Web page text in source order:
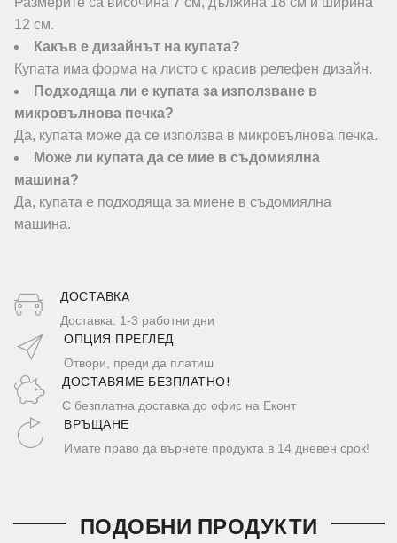
12 см.
Какъв е дизайнът на купата?
Купата има форма на листо с красив релефен дизайн.
Подходяща ли е купата за използване в
микровълнова печка?
Да, купата може да се използва в микровълнова печка.
Може ли купата да се мие в съдомиялна
машина?
Да, купата е подходяща за миене в съдомиялна
машина.
ДОСТАВКA
Доставка: 1-3 работни дни
ОПЦИЯ ПРЕГЛЕД
Отвори, преди да платиш
ДОСТАВЯМЕ БЕЗПЛАТНО!
С безплатна доставка до офис на Еконт
ВРЪЩАНЕ
Имате право да върнете продукта в 14 дневен срок!
ПОДОБНИ ПРОДУКТИ